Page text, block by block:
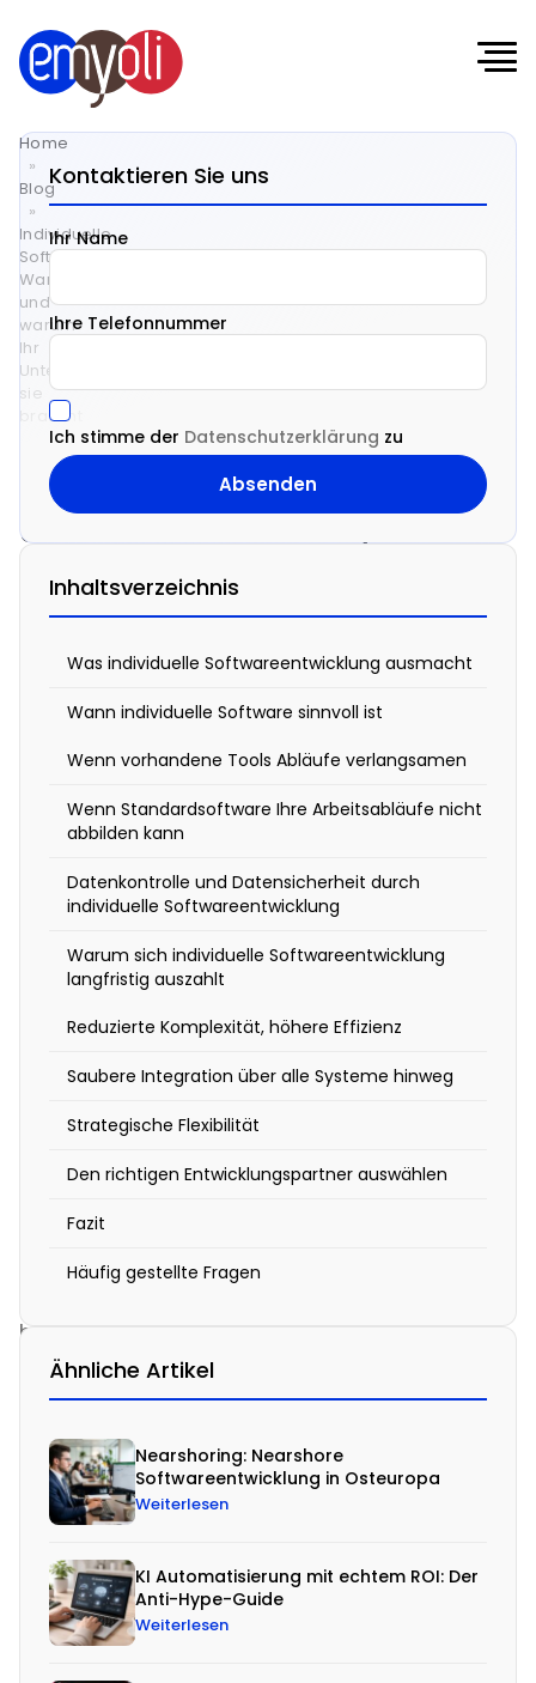
Home
»
Blog
»
Individuelle
Softwareentwicklung:
Wann
und
warum
Ihr
Unternehmen
sie
braucht
Individuelle
Softwareentwicklung:
Wann
und
warum
Unternehmen
braucht
Januar
h
Kontaktieren Sie uns
Ihr Name
Ihre Telefonnummer
Ich stimme der Datenschutzerklärung zu
Inhaltsverzeichnis
Was individuelle Softwareentwicklung ausmacht
Wann individuelle Software sinnvoll ist
Wenn vorhandene Tools Abläufe verlangsamen
Wenn Standardsoftware Ihre Arbeitsabläufe nicht
abbilden kann
Datenkontrolle und Datensicherheit durch
individuelle Softwareentwicklung
Warum sich individuelle Softwareentwicklung
langfristig auszahlt
Reduzierte Komplexität, höhere Effizienz
Saubere Integration über alle Systeme hinweg
Strategische Flexibilität
Den richtigen Entwicklungspartner auswählen
Fazit
Häufig gestellte Fragen
Ähnliche Artikel
Nearshoring: Nearshore
Softwareentwicklung in Osteuropa
Weiterlesen
KI Automatisierung mit echtem ROI: Der
Anti-Hype-Guide
Weiterlesen